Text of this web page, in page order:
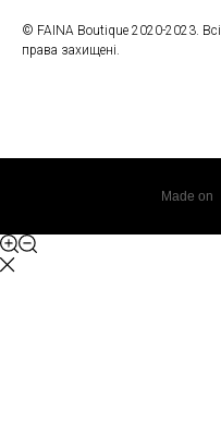
© FAINA Boutique 2020-2023. Всі
права захищені.
Made on